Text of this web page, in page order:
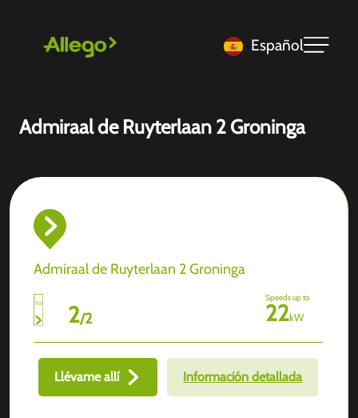
Español
Admiraal de Ruyterlaan 2 Groninga
Admiraal de Ruyterlaan 2 Groninga
2/2
Speeds up to
22kW
Llévame allí Información detallada